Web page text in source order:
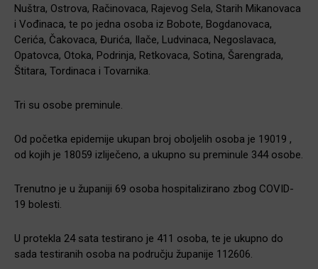
Nuštra, Ostrova, Račinovaca, Rajevog Sela, Starih Mikanovaca
i Vođinaca, te po jedna osoba iz Bobote, Bogdanovaca,
Cerića, Čakovaca, Đurića, Ilače, Ludvinaca, Negoslavaca,
Opatovca, Otoka, Podrinja, Retkovaca, Sotina, Šarengrada,
Štitara, Tordinaca i Tovarnika.
Tri su osobe preminule.
Od početka epidemije ukupan broj oboljelih osoba je 19019 ,
od kojih je 18059 izliječeno, a ukupno su preminule 344 osobe.
Trenutno je u županiji 69 osoba hospitalizirano zbog COVID-
19 bolesti.
U protekla 24 sata testirano je 411 osoba, te je ukupno do
sada testiranih osoba na području županije 112606.